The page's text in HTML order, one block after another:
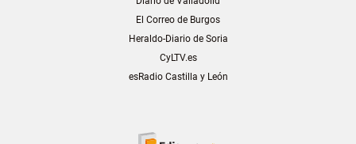
El Correo de Burgos
Heraldo-Diario de Soria
CyLTV.es
esRadio Castilla y León